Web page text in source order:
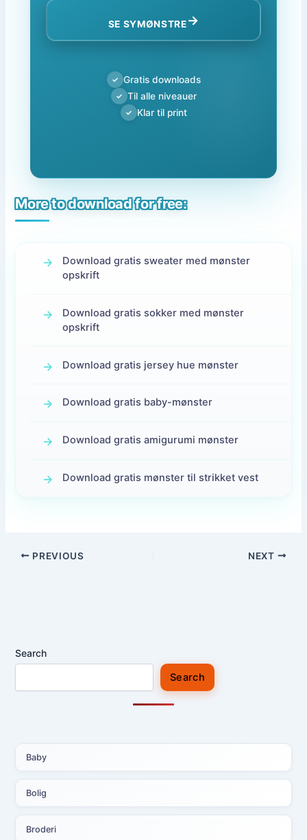
SE SYMØNSTRE→
✓ Gratis downloads
✓ Til alle niveauer
✓ Klar til print
More to download for free:
Download gratis sweater med mønster
opskrift
Download gratis sokker med mønster
opskrift
Download gratis jersey hue mønster
Download gratis baby-mønster
Download gratis amigurumi mønster
Download gratis mønster til strikket vest
PREVIOUS NEXT
Search
Search
Baby
Bolig
Broderi